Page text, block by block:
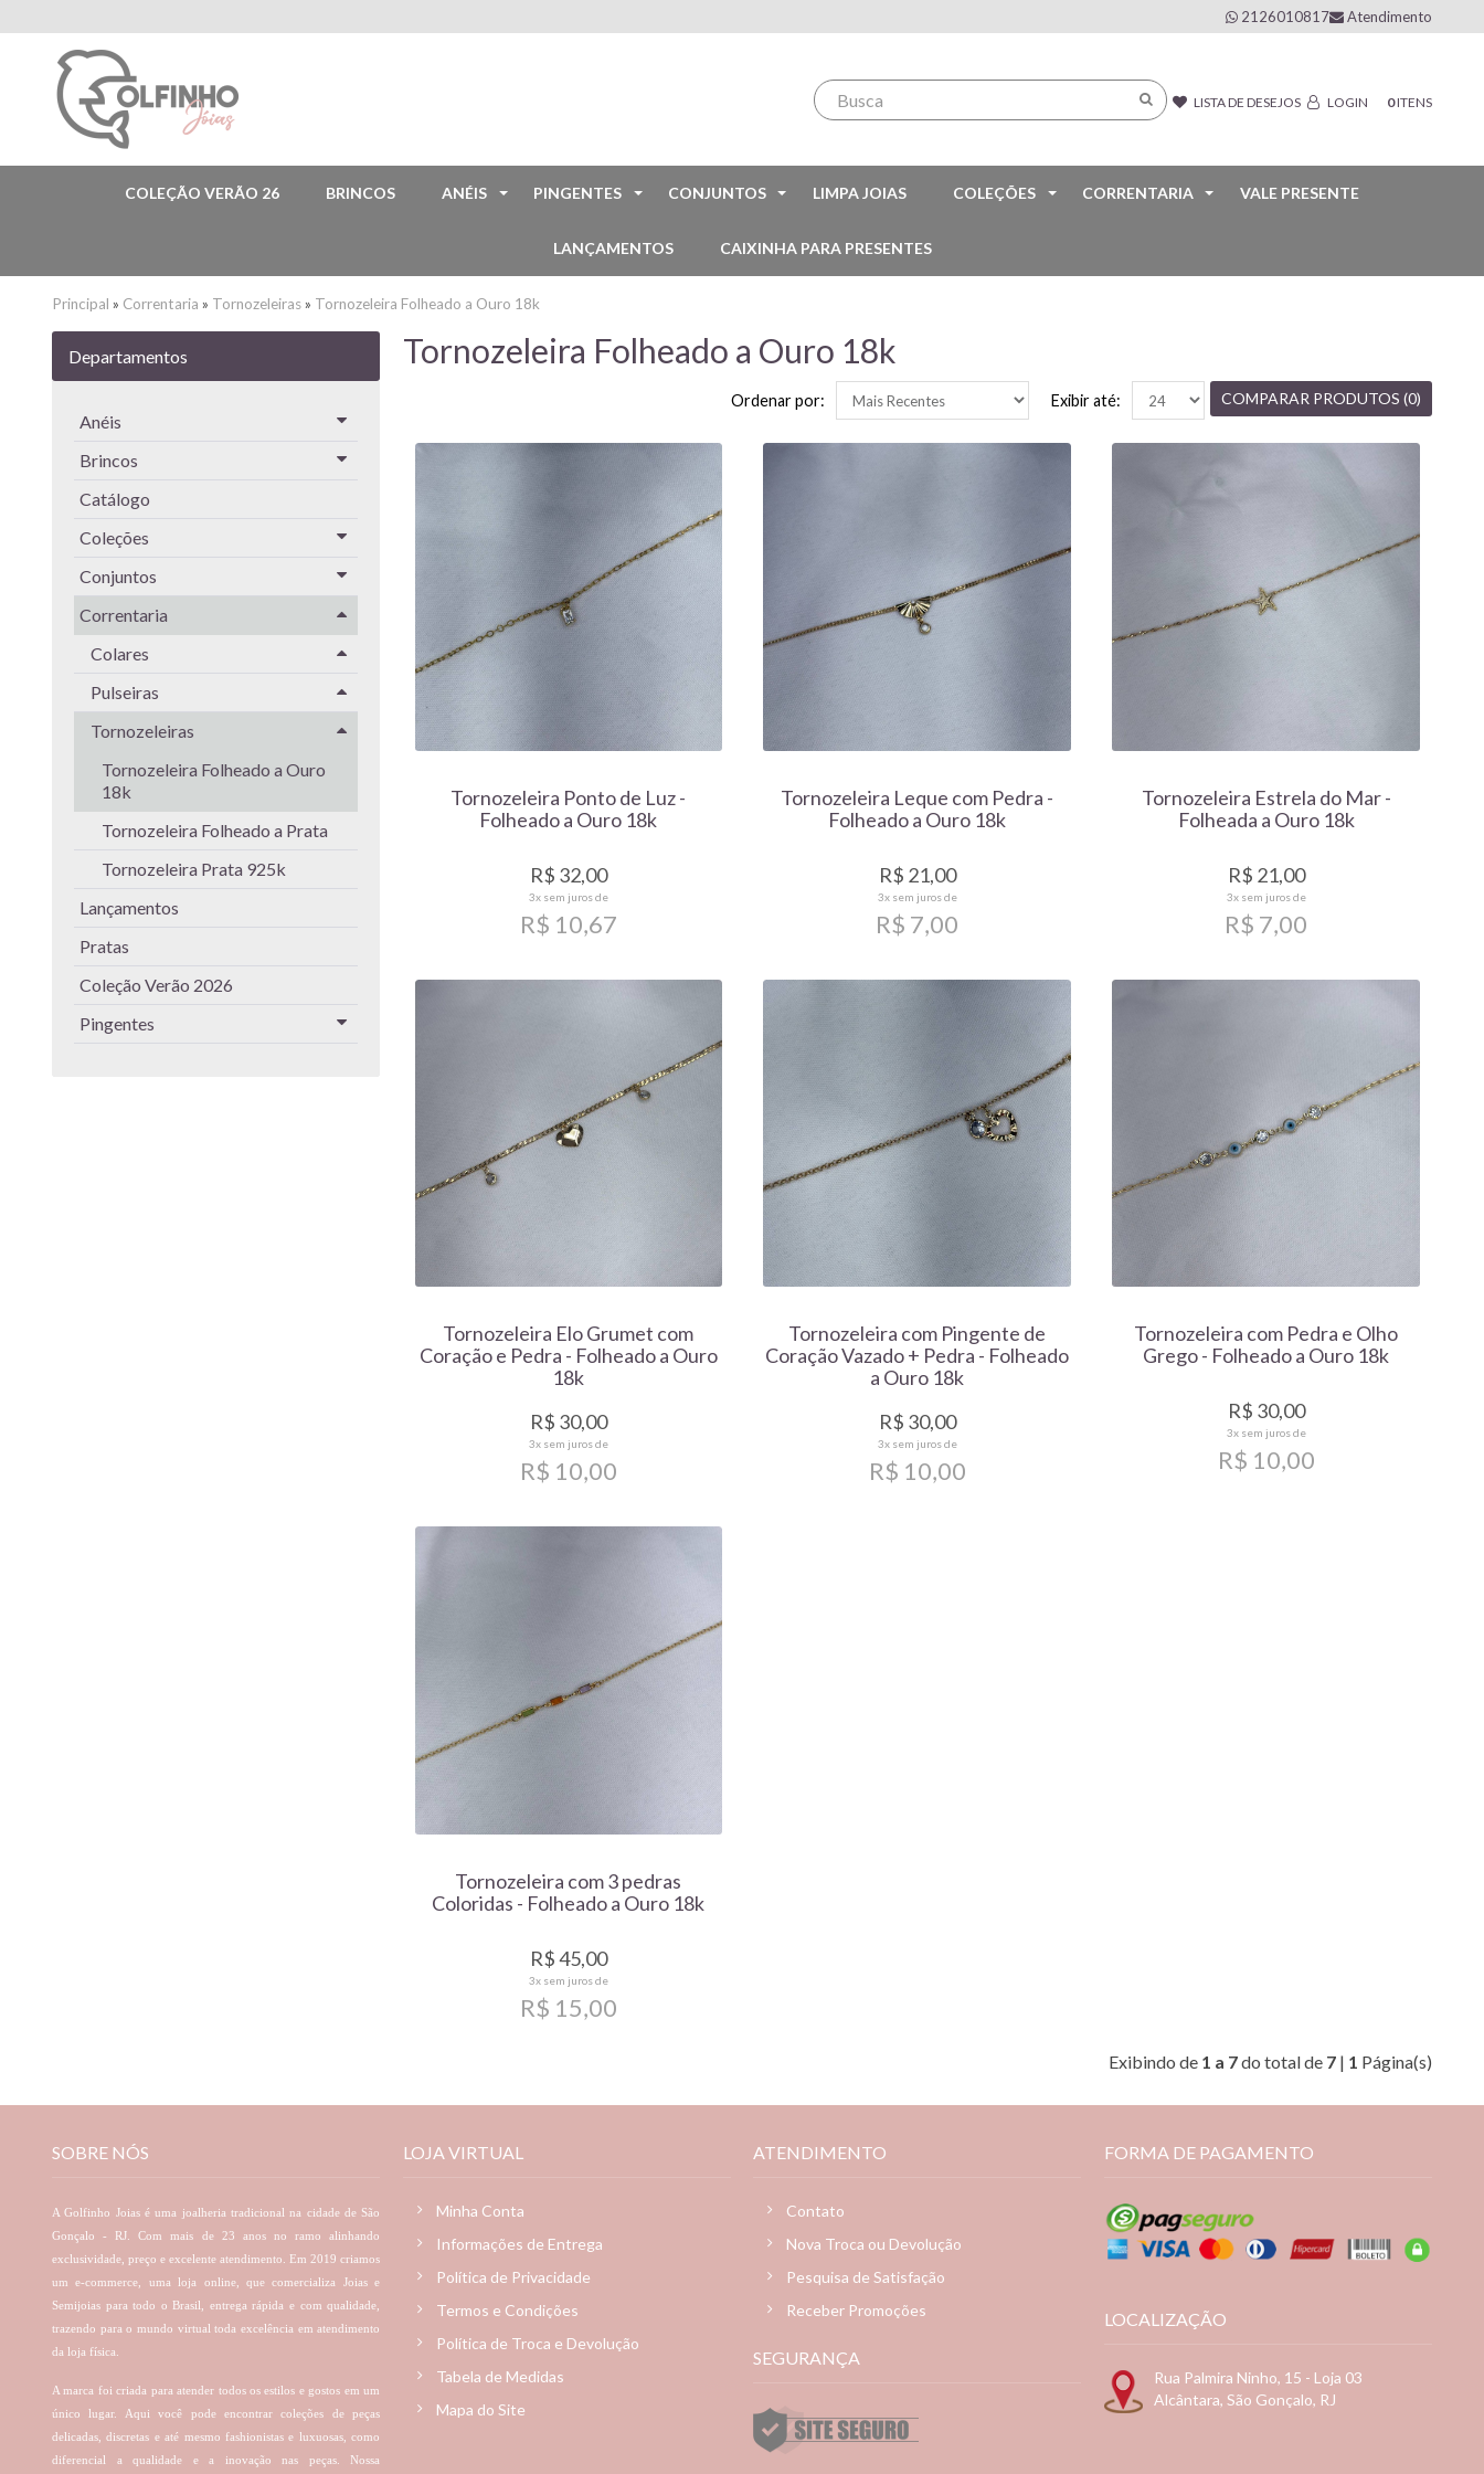
2126010817 Atendimento
LISTA DE DESEJOS LOGIN 0ITENS
COLEÇÃO VERÃO 26 BRINCOS ANÉIS PINGENTES CONJUNTOS LIMPA JOIAS COLEÇÕES CORRENTARIA VALE PRESENTE
LANÇAMENTOS CAIXINHA PARA PRESENTES
Principal » Correntaria » Tornozeleiras» Tornozeleira Folheado a Ouro 18k
Departamentos
Anéis
Brincos
Catálogo
Coleções
Conjuntos
Correntaria
Colares
Pulseiras
Tornozeleiras
Tornozeleira Folheado a Ouro
18k
Tornozeleira Folheado a Prata
Tornozeleira Prata 925k
Lançamentos
Pratas
Coleção Verão 2026
Pingentes
Tornozeleira Folheado a Ouro 18k
Ordenar por: Exibir até: COMPARAR PRODUTOS (0)
Tornozeleira Ponto de Luz -
Folheado a Ouro 18k
R$ 32,00
3xsem juros de
R$ 10,67
Tornozeleira Leque com Pedra -
Folheado a Ouro 18k
R$ 21,00
3xsem juros de
R$ 7,00
Tornozeleira Estrela do Mar -
Folheada a Ouro 18k
R$ 21,00
3xsem juros de
R$ 7,00
Tornozeleira Elo Grumet com
Coração e Pedra - Folheado a Ouro
18k
R$ 30,00
3xsem juros de
R$ 10,00
Tornozeleira com Pingente de
Coração Vazado + Pedra - Folheado
a Ouro 18k
R$ 30,00
3xsem juros de
R$ 10,00
Tornozeleira com Pedra e Olho
Grego - Folheado a Ouro 18k
R$ 30,00
3xsem juros de
R$ 10,00
Tornozeleira com 3 pedras
Coloridas - Folheado a Ouro 18k
R$ 45,00
3xsem juros de
R$ 15,00
Exibindo de 1 a 7do total de 7| 1 Página(s)
SOBRE NÓS
A Golfinho Joias é uma joalheria tradicional na cidade de São
Gonçalo - RJ. Com mais de 23 anos no ramo alinhando
exclusividade, preço e excelente atendimento. Em 2019 criamos
um e-commerce, uma loja online, que comercializa Joias e
Semijoias para todo o Brasil, entrega rápida e com qualidade,
trazendo para o mundo virtual toda excelência em atendimento
da loja física.
A marca foi criada para atender todos os estilos e gostos em um
único lugar. Aqui você pode encontrar coleções de peças
delicadas, discretas e até mesmo fashionistas e luxuosas, como
diferencial a qualidade e a inovação nas peças. Nossa
LOJA VIRTUAL
Minha Conta
Informações de Entrega
Política de Privacidade
Termos e Condições
Política de Troca e Devolução
Tabela de Medidas
Mapa do Site
ATENDIMENTO
Contato
Nova Troca ou Devolução
Pesquisa de Satisfação
Receber Promoções
SEGURANÇA
FORMA DE PAGAMENTO
LOCALIZAÇÃO
Rua Palmira Ninho, 15 - Loja 03
Alcântara, São Gonçalo, RJ